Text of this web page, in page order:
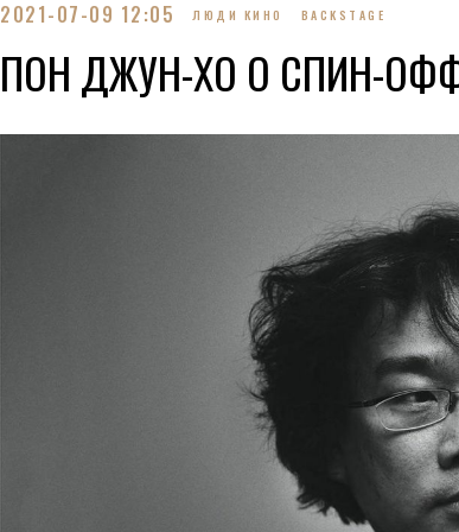
2021-07-09 12:05 ЛЮДИ КИНО BACKSTAGE
ПОН ДЖУН-ХО О СПИН-